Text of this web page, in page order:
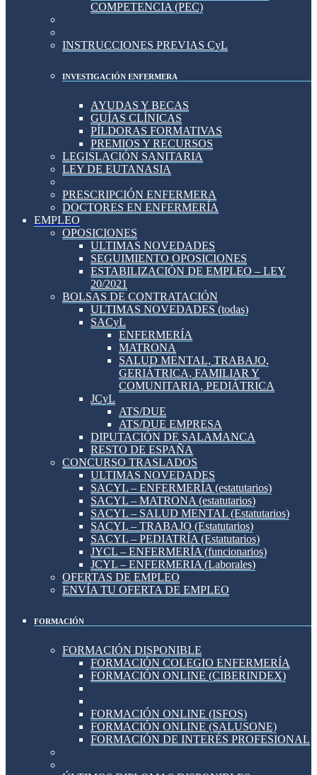
COMPETENCIA (PEC)
INSTRUCCIONES PREVIAS CyL
INVESTIGACIÓN ENFERMERA
AYUDAS Y BECAS
GUÍAS CLÍNICAS
PÍLDORAS FORMATIVAS
PREMIOS Y RECURSOS
LEGISLACIÓN SANITARIA
LEY DE EUTANASIA
PRESCRIPCIÓN ENFERMERA
DOCTORES EN ENFERMERÍA
EMPLEO
OPOSICIONES
ULTIMAS NOVEDADES
SEGUIMIENTO OPOSICIONES
ESTABILIZACIÓN DE EMPLEO – LEY
20/2021
BOLSAS DE CONTRATACIÓN
ULTIMAS NOVEDADES (todas)
SACyL
ENFERMERÍA
MATRONA
SALUD MENTAL, TRABAJO,
GERIÁTRICA, FAMILIAR Y
COMUNITARIA, PEDIÁTRICA
JCyL
ATS/DUE
ATS/DUE EMPRESA
DIPUTACIÓN DE SALAMANCA
RESTO DE ESPAÑA
CONCURSO TRASLADOS
ULTIMAS NOVEDADES
SACYL – ENFERMERÍA (estatutarios)
SACYL – MATRONA (estatutarios)
SACYL – SALUD MENTAL (Estatutarios)
SACYL – TRABAJO (Estatutarios)
SACYL – PEDIATRÍA (Estatutarios)
JYCL – ENFERMERÍA (funcionarios)
JCYL – ENFERMERIA (Laborales)
OFERTAS DE EMPLEO
ENVÍA TU OFERTA DE EMPLEO
FORMACIÓN
FORMACIÓN DISPONIBLE
FORMACIÓN COLEGIO ENFERMERÍA
FORMACIÓN ONLINE (CIBERINDEX)
FORMACIÓN ONLINE (ISFOS)
FORMACIÓN ONLINE (SALUSONE)
FORMACIÓN DE INTERÉS PROFESIONAL